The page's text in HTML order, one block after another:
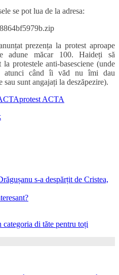
se pot lua de la adresa:
zip
prezența la protest aproape
adune măcar 100. Haideți să
protestele anti-basesciene (unde
atunci când îi văd nu îmi dau
sau sunt angajați la deszăpezire).
protest ACTA
s-a despărțit de Cristea,
di tăte pentru toți